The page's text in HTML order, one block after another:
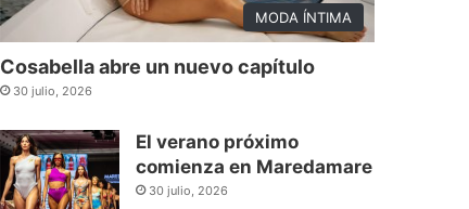
MODA ÍNTIMA
Cosabella abre un nuevo capítulo
30 julio, 2026
El verano próximo
comienza en Maredamare
30 julio, 2026